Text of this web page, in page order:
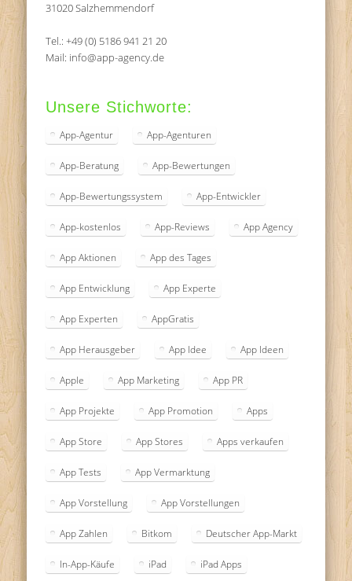
31020 Salzhemmendorf
Tel.: +49 (0) 5186 941 21 20
Mail: info@app-agency.de
Unsere Stichworte:
App-Agentur App-Agenturen
App-Beratung App-Bewertungen
App-Bewertungssystem App-Entwickler
App-kostenlos App-Reviews App Agency
App Aktionen App des Tages
App Entwicklung App Experte
App Experten AppGratis
App Herausgeber App Idee App Ideen
Apple App Marketing App PR
App Projekte App Promotion Apps
App Store App Stores Apps verkaufen
App Tests App Vermarktung
App Vorstellung App Vorstellungen
App Zahlen Bitkom Deutscher App-Markt
In-App-Käufe iPad iPad Apps